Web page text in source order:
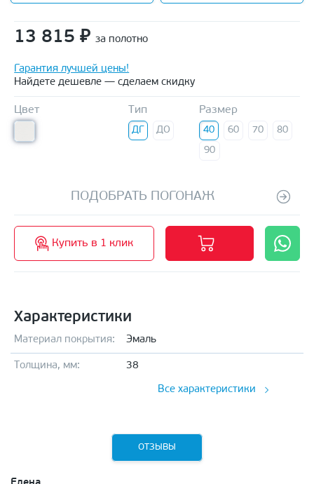
13 815 ₽ за полотно
Гарантия лучшей цены!
Найдете дешевле — сделаем скидку
Цвет Тип
ДГ ДО
Размер
40 60 70
80
90
ПОДОБРАТЬ ПОГОНАЖ
Купить в 1 клик
Характеристики
Материал покрытия: Эмаль
Толщина, мм: 38
Все характеристики
ОТЗЫВЫ